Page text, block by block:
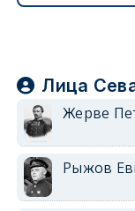
Лица
Жерве
Рыжов